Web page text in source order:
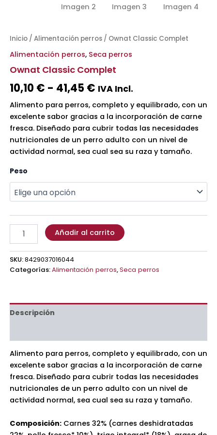
Inicio / Alimentación perros / Ownat Classic Complet
Alimentación perros, Seca perros
Ownat Classic Complet
10,10 € - 41,45 € IVA Incl.
Alimento para perros, completo y equilibrado, con un
excelente sabor gracias a la incorporación de carne
fresca. Diseñado para cubrir todas las necesidades
nutricionales de un perro adulto con un nivel de
actividad normal, sea cual sea su raza y tamaño.
Peso
Añadir al carrito
SKU:8429037016044
Categorías:Alimentación perros,Seca perros
Descripción
Alimento para perros, completo y equilibrado, con un
excelente sabor gracias a la incorporación de carne
fresca. Diseñado para cubrir todas las necesidades
nutricionales de un perro adulto con un nivel de
actividad normal, sea cual sea su raza y tamaño.
Composición: Carnes 32% (carnes deshidratadas